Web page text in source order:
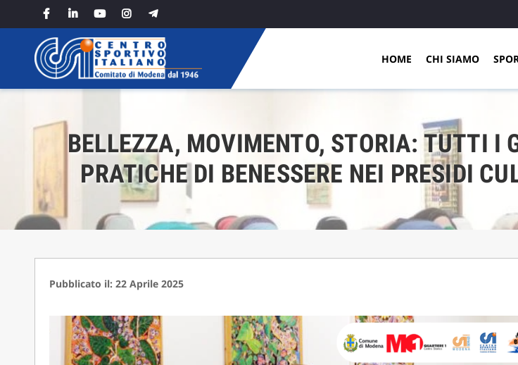
HOME CHI SIAMO
BELLEZZA, MOVIMENTO, STORIA: TUTTI I
PRATICHE DI BENESSERE NEI PRESIDI
Pubblicato il: 22 Aprile 2025